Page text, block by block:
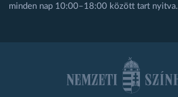
minden nap 10:00–18:00 között tart nyitva.